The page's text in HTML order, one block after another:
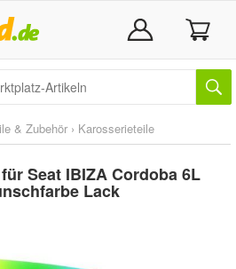
& Zubehör › Karosserieteile
Seat IBIZA Cordoba 6L
Lack